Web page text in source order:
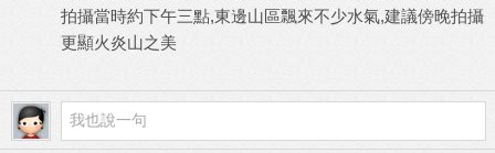
拍攝當時約下午三點,東邊山區飄來不少水氣,建議傍晚拍攝
更顯火炎山之美